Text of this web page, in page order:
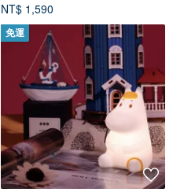
NT$ 1,590
免運